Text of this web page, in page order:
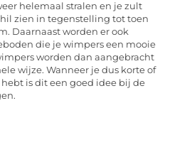
helemaal stralen en je zult
zien in tegenstelling tot toen
Daarnaast worden er ook
die je wimpers een mooie
worden dan aangebracht
wijze. Wanneer je dus korte of
is dit een goed idee bij de